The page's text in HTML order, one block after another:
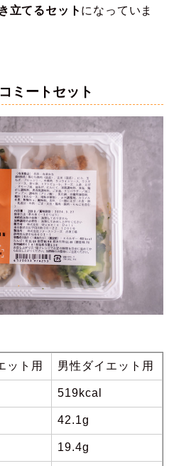
立てるセット になっていま
ミートセット
ット用 男性ダイエット用
519kcal
42.1g
19.4g